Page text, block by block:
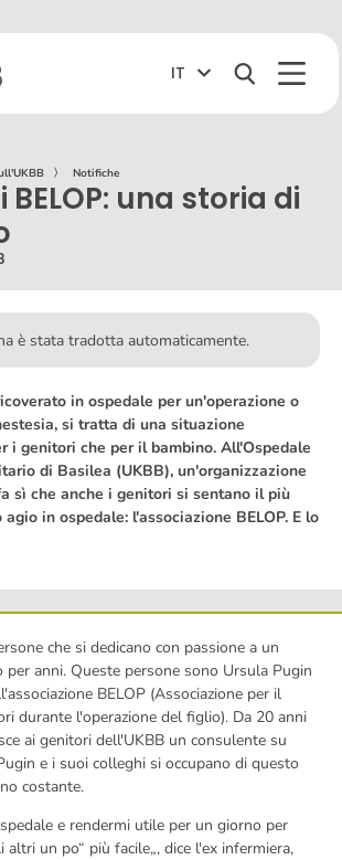
IT
〉 Notifiche
BELOP: una storia di
è stata tradotta automaticamente.
in ospedale per un'operazione o
si tratta di una situazione
i genitori che per il bambino. All'Ospedale
di Basilea (UKBB), un'organizzazione
sì che anche i genitori si sentano il più
in ospedale: l'associazione BELOP. E lo
che si dedicano con passione a un
anni. Queste persone sono Ursula Pugin
BELOP (Associazione per il
durante l'operazione del figlio). Da 20 anni
ai genitori dell'UKBB un consulente su
e i suoi colleghi si occupano di questo
costante.
e rendermi utile per un giorno per
altri un po“ più facile„, dice l'ex infermiera,